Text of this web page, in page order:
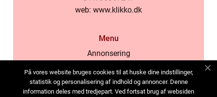
web: www.klikko.dk
Menu
Annonsering
Cookies
Kontakta oss
På vores website bruges cookies til at huske dine indstillinger,
statistik og personalisering af indhold og annoncer. Denne
information deles med tredjepart. Ved fortsat brug af websiden